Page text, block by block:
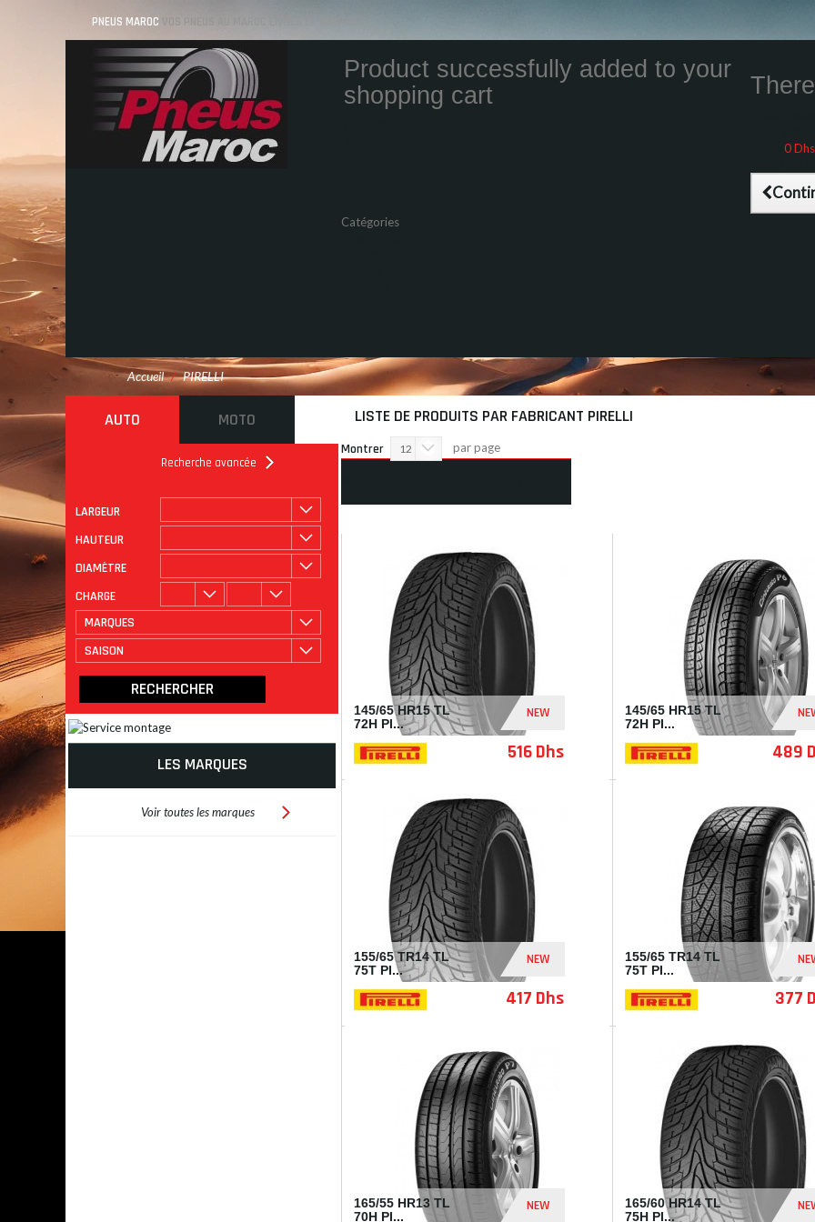
PNEUS MAROC VOS PNEUS AU MAROC LIVRÉS ET MONTÉS
Product successfully added to your
shopping cart
0 Dhs
Catégories
Accueil / PIRELLI
AUTO MOTO
Recherche avancée
LARGEUR
HAUTEUR
DIAMÈTRE
CHARGE
MARQUES
SAISON
LES MARQUES
Voir toutes les marques
LISTE DE PRODUITS PAR FABRICANT PIRELLI
Montrer 12 par page
145/65 HR15 TL
72H PI...
NEW
516 Dhs
145/65 HR15 TL
72H PI...
489
155/65 TR14 TL
75T PI...
NEW
417 Dhs
155/65 TR14 TL
75T PI...
377
165/55 HR13 TL
70H PI...
NEW
165/60 HR14 TL
75H PI...